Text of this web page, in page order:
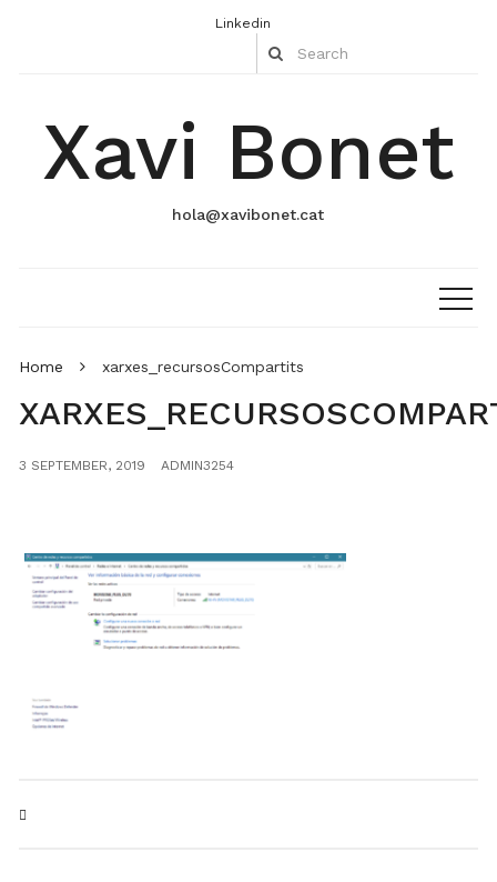
Linkedin
Xavi Bonet
hola@xavibonet.cat
Home xarxes_recursosCompartits
3 SEPTEMBER, 2019 ADMIN3254